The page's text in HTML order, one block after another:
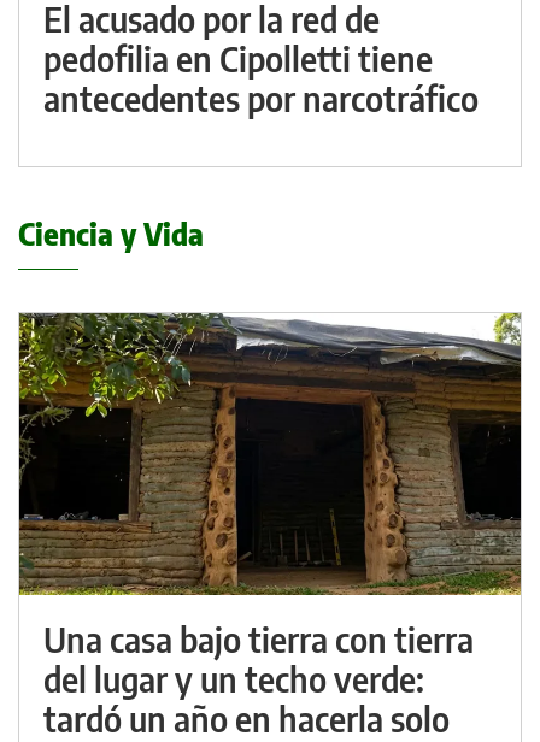
El acusado por la red de
pedofilia en Cipolletti tiene
antecedentes por narcotráfico
Ciencia y Vida
Una casa bajo tierra con tierra
del lugar y un techo verde:
tardó un año en hacerla solo